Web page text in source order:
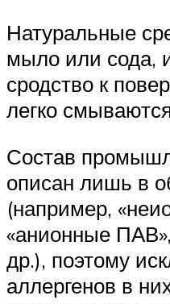
Натуральные
мыло или сода,
сродство к
легко
Состав
описан лишь в
(например,
«анионные
др.), поэтому
аллергенов в